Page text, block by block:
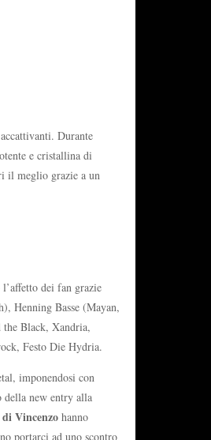
Durante
e cristallina di
il meglio grazie a un
dei fan grazie
Henning Basse (Mayan,
Black, Xandria,
Festo Die Hydria.
imponendosi con
della new entry alla
Vincenzo hanno
portarci ad uno scontro